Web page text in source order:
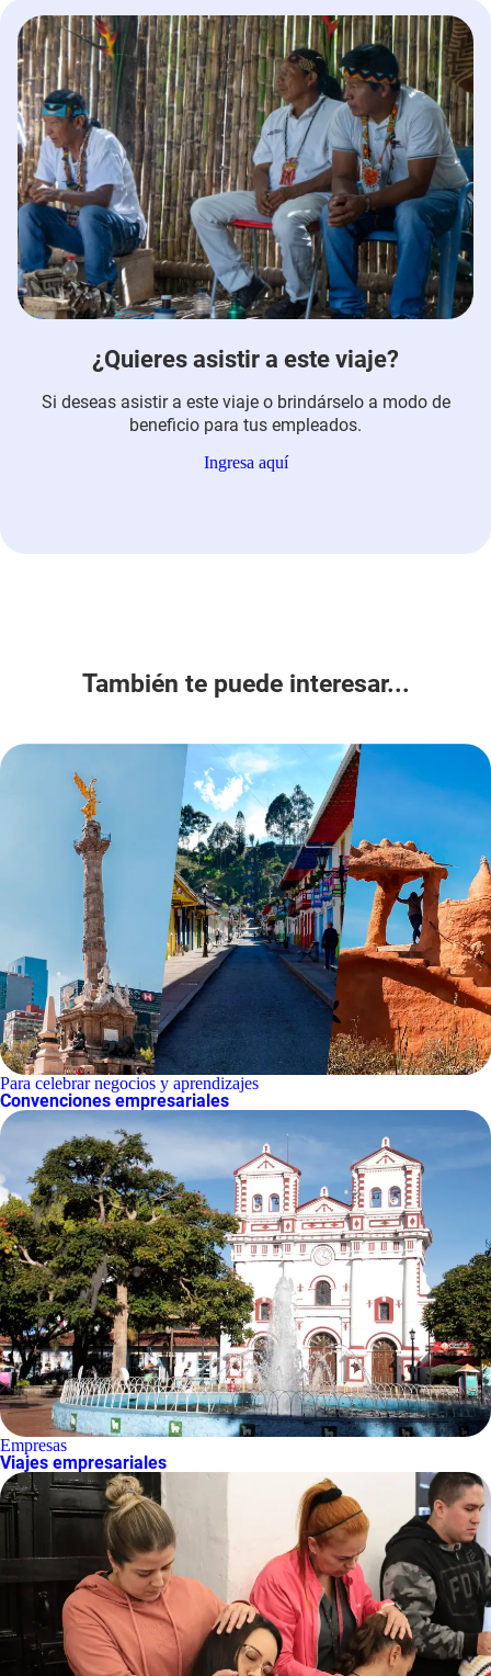
¿Quieres asistir a este viaje?
Si deseas asistir a este viaje o brindárselo a modo de
beneficio para tus empleados.
Ingresa aquí
También te puede interesar...
Para celebrar negocios y aprendizajes
Convenciones empresariales
Empresas
Viajes empresariales